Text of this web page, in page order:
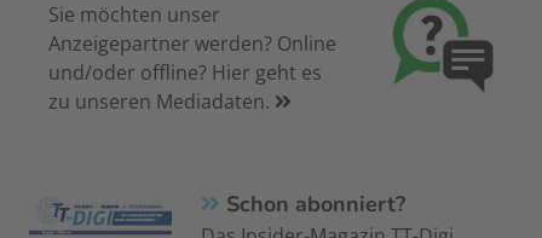
Sie möchten unser
Anzeigepartner werden? Online
und/oder offline? Hier geht es
zu unseren Mediadaten.
Schon abonniert?